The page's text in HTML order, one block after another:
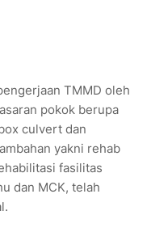
TMMD oleh
pokok berupa
culvert dan
yakni rehab
fasilitas
dan MCK, telah